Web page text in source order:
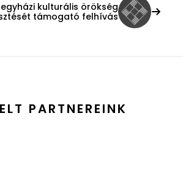
kulturális örökség
támogató felhívás
PARTNEREINK